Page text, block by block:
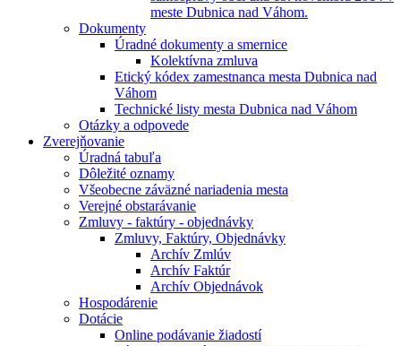
meste Dubnica nad Váhom.
Dokumenty
Úradné dokumenty a smernice
Kolektívna zmluva
Etický kódex zamestnanca mesta Dubnica nad
Váhom
Technické listy mesta Dubnica nad Váhom
Otázky a odpovede
Zverejňovanie
Úradná tabuľa
Dôležité oznamy
Všeobecne záväzné nariadenia mesta
Verejné obstarávanie
Zmluvy - faktúry - objednávky
Zmluvy, Faktúry, Objednávky
Archív Zmlúv
Archív Faktúr
Archív Objednávok
Hospodárenie
Dotácie
Online podávanie žiadostí